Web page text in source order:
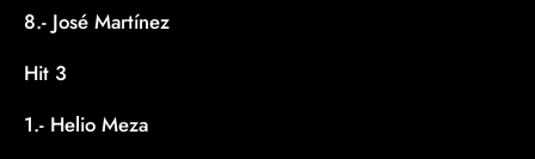
8.- José Martínez
Hit 3
1.- Helio Meza